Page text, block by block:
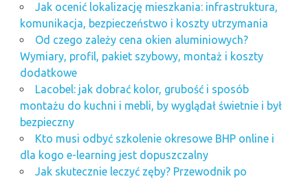
Jak ocenić lokalizację mieszkania: infrastruktura,
komunikacja, bezpieczeństwo i koszty utrzymania
Od czego zależy cena okien aluminiowych?
Wymiary, profil, pakiet szybowy, montaż i koszty
dodatkowe
Lacobel: jak dobrać kolor, grubość i sposób
montażu do kuchni i mebli, by wyglądał świetnie i był
bezpieczny
Kto musi odbyć szkolenie okresowe BHP online i
dla kogo e-learning jest dopuszczalny
Jak skutecznie leczyć zęby? Przewodnik po